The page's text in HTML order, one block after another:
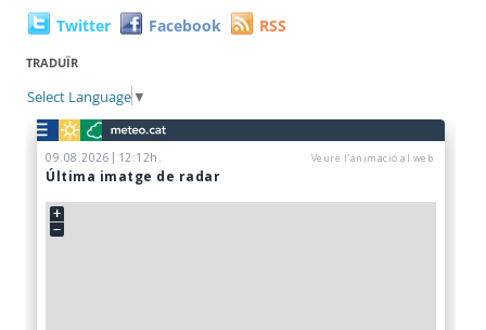
Twitter Facebook RSS
TRADUÏR
Select Language ▼